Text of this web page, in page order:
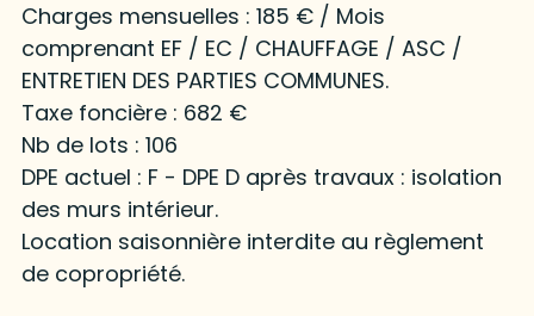
Charges mensuelles : 185 € / Mois
comprenant EF / EC / CHAUFFAGE / ASC /
ENTRETIEN DES PARTIES COMMUNES.
Taxe foncière : 682 €
Nb de lots : 106
DPE actuel : F - DPE D après travaux : isolation
des murs intérieur.
Location saisonnière interdite au règlement
de copropriété.